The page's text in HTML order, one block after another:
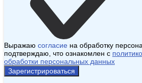
Выражаю согласие на обработку
подтверждаю, что ознакомлен с
обработки персональных данных
Зарегистрироваться